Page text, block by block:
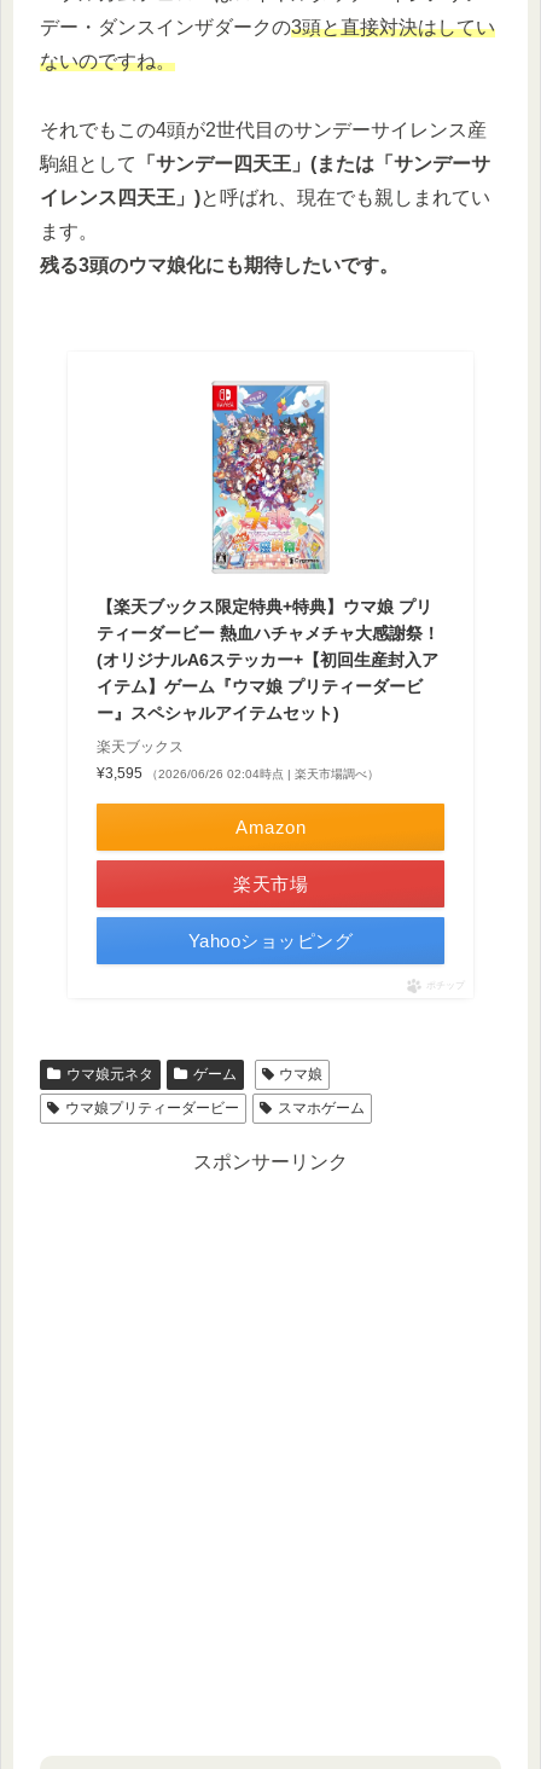
デー・ダンスインザダークの3頭と直接対決はしてい
ないのですね。
それでもこの4頭が2世代目のサンデーサイレンス産
駒組として
「サンデー四天王」(または「サンデーサ
イレンス四天王」)と呼ばれ、現在でも親しまれてい
ます。
残る3頭のウマ娘化にも期待したいです。
【楽天ブックス限定特典+特典】ウマ娘 プリ
ティーダービー 熱血ハチャメチャ大感謝祭！
(オリジナルA6ステッカー+【初回生産封入ア
イテム】ゲーム『ウマ娘 プリティーダービ
ー』スペシャルアイテムセット)
楽天ブックス
¥3,595
（2026/06/26 02:04時点 | 楽天市場調べ）
Amazon
楽天市場
Yahooショッピング
ポチップ
ウマ娘元ネタ ゲーム
ウマ娘
ウマ娘プリティーダービー
スマホゲーム
スポンサーリンク